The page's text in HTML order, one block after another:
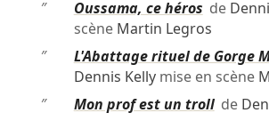
″ Oussama, ce héros de
scène Martin Legros
″
L'Abattage rituel de Gorge
Dennis Kellymise en scène
″
Mon prof est un trollde